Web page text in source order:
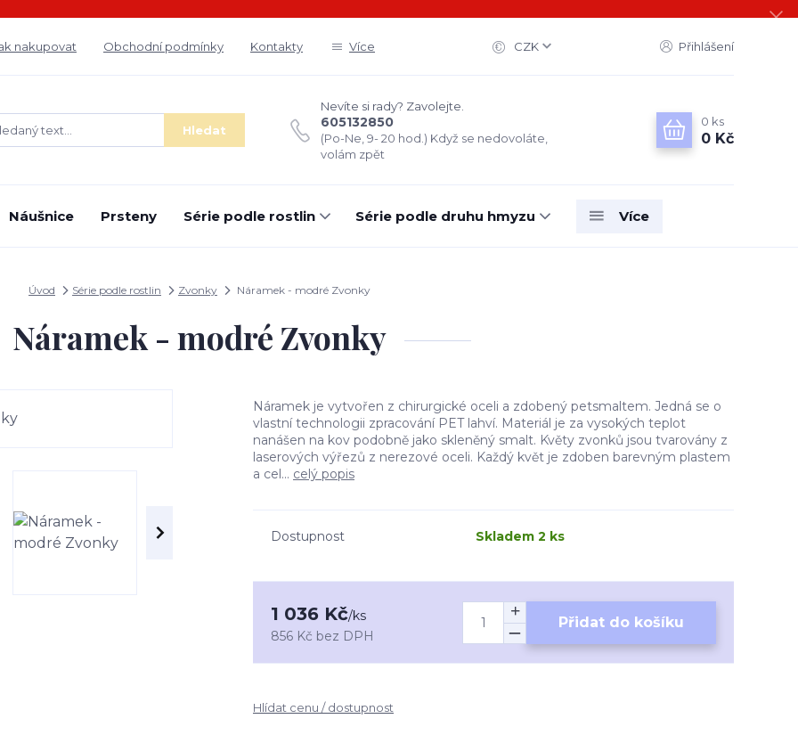
nakupovat Obchodní podmínky Kontakty Více CZK Přihlášení
Hledat
Nevíte si rady? Zavolejte.
605132850
(Po-Ne, 9- 20 hod.) Když se nedovoláte,
volám zpět
0 ks
0 Kč
Náušnice Prsteny Série podle rostlin Série podle druhu hmyzu Více
Úvod Série podle rostlin Zvonky Náramek - modré Zvonky
Náramek - modré Zvonky
Náramek je vytvořen z chirurgické oceli a zdobený petsmaltem. Jedná se o
vlastní technologii zpracování PET lahví. Materiál je za vysokých teplot
nanášen na kov podobně jako skleněný smalt. Květy zvonků jsou tvarovány z
laserových výřezů z nerezové oceli. Každý květ je zdoben barevným plastem
a cel... celý popis
Dostupnost Skladem 2 ks
1 036 Kč/ks
856 Kč bez DPH
Přidat do košíku
Hlídat cenu / dostupnost